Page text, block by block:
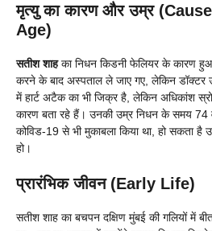
मृत्यु का कारण और उम्र
Age)
सतीश शाहका निधन किडनी फेलियर के कारण
करने के बाद अस्पताल ले जाए गए, लेकिन डॉक्टर
में हार्ट अटैक का भी जिक्र है, लेकिन अधिकांश
कारण बता रहे हैं। उनकी उम्र निधन के समय 74
कोविड-19 से भी मुकाबला किया था, हो सकता
हो।
प्रारंभिक जीवन (Early Life)
सतीश शाह का बचपन दक्षिण मुंबई की गलियों में